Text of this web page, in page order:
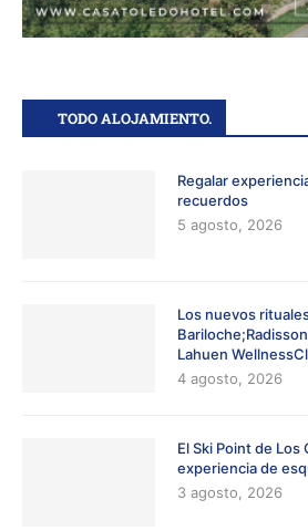
TODO ALOJAMIENTO.
Regalar
recuerdos
5 agosto, 2026
Los nuevos
Lahuen
4 agosto, 2026
El Ski Point de
experiencia de
3 agosto, 2026